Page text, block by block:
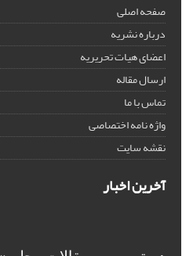
صفحه اصلی
درباره نشریه
اعضای هیات تحریریه
ارسال مقاله
تماس با ما
واژه نامه اختصاصی
نقشه سایت
آخرین اخبار